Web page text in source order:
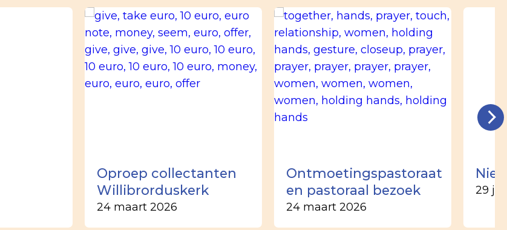
Oproep collectanten
Willibrorduskerk
24 maart 2026
Ontmoetingspastoraat
en pastoraal bezoek
24 maart 2026
29